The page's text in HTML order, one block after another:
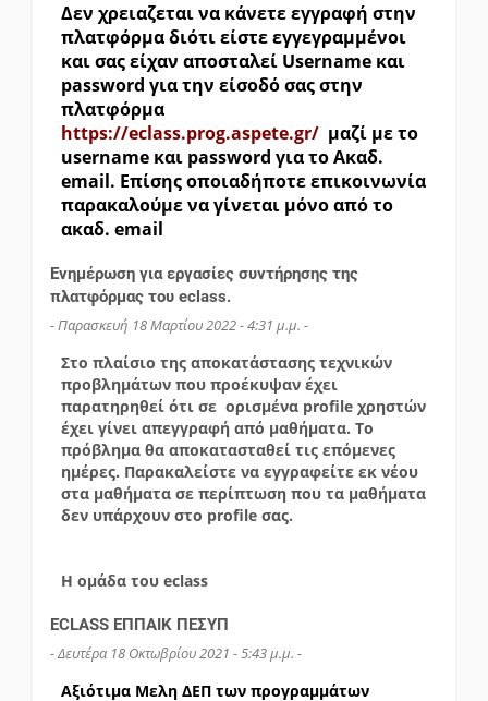
Δεν χρειαζεται να κάνετε εγγραφή στην
πλατφόρμα διότι είστε εγγεγραμμένοι
και σας είχαν αποσταλεί Username και
password για την είσοδό σας στην
πλατφόρμα
https://eclass.prog.aspete.gr/ μαζί με το
username και password για το Ακαδ.
email. Επίσης οποιαδήποτε επικοινωνία
παρακαλούμε να γίνεται μόνο από το
ακαδ. email
Eνημέρωση για εργασίες συντήρησης της
πλατφόρμας του eclass.
- Παρασκευή 18 Μαρτίου 2022 - 4:31 μ.μ. -
Στο πλαίσιο της αποκατάστασης τεχνικών
προβλημάτων που προέκυψαν έχει
παρατηρηθεί ότι σε ορισμένα profile χρηστών
έχει γίνει απεγγραφή από μαθήματα. Το
πρόβλημα θα αποκατασταθεί τις επόμενες
ημέρες. Παρακαλείστε να εγγραφείτε εκ νέου
στα μαθήματα σε περίπτωση που τα μαθήματα
δεν υπάρχουν στο profile σας.
Η ομάδα του eclass
ECLASS ΕΠΠΑΙΚ ΠΕΣΥΠ
- Δευτέρα 18 Οκτωβρίου 2021 - 5:43 μ.μ. -
Αξιότιμα Μελη ΔΕΠ των προγραμμάτων